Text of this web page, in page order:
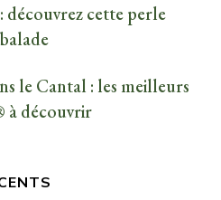
découvrez cette perle
le Cantal : les meilleurs
à découvrir